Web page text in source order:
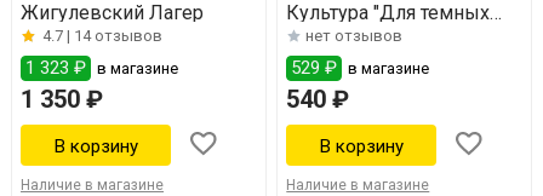
Жигулевский Лагер
4.7 | 14 отзывов
1 323 ₽ в магазине
1 350 ₽
Наличие в магазине
Культура "Для темных
сортов"
нет отзывов
529 ₽ в магазине
540 ₽
Наличие в магазине